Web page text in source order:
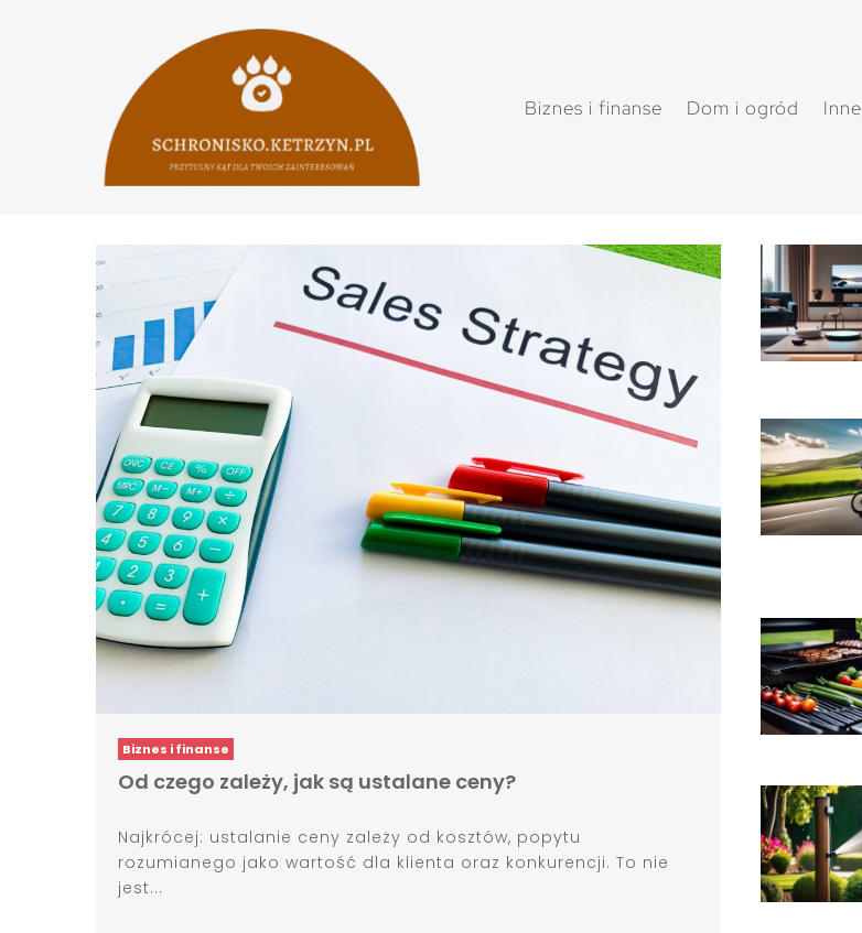
Biznes i finanse Dom i ogród Inne
Biznes i finanse
Od czego zależy, jak są ustalane ceny?
Najkrócej: ustalanie ceny zależy od kosztów, popytu
rozumianego jako wartość dla klienta oraz konkurencji. To nie
jest...